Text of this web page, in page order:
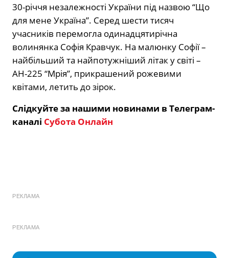
30-річчя незалежності України під назвою “Що
для мене Україна”. Серед шести тисяч
учасників перемогла одинадцятирічна
волинянка Софія Кравчук. На малюнку Софії –
найбільший та найпотужніший літак у світі –
АН-225 “Мрія”, прикрашений рожевими
квітами, летить до зірок.
Слідкуйте за нашими новинами в Телеграм-
каналі Субота Онлайн
РЕКЛАМА
РЕКЛАМА